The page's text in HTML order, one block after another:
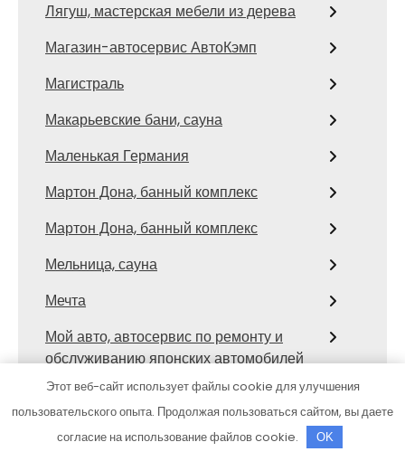
Лягуш, мастерская мебели из дерева
Магазин-автосервис АвтоКэмп
Магистраль
Макарьевские бани, сауна
Маленькая Германия
Мартон Дона, банный комплекс
Мартон Дона, банный комплекс
Мельница, сауна
Мечта
Мой авто, автосервис по ремонту и
обслуживанию японских автомобилей
Морской волк
Моторс
Этот веб-сайт использует файлы cookie для улучшения
пользовательского опыта. Продолжая пользоваться сайтом, вы даете
согласие на использование файлов cookie.
OK